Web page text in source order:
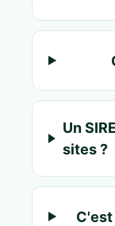
Un
sites ?
C'est